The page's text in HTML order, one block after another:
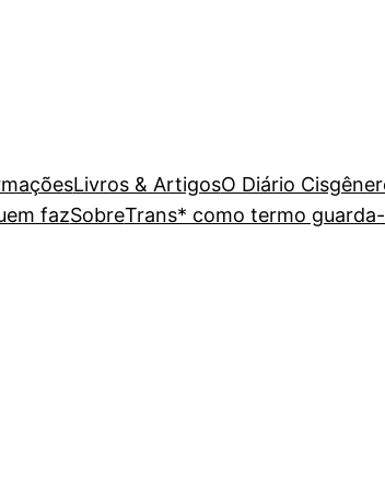
Livros & ArtigosO Diário
fazSobreTrans* como termo